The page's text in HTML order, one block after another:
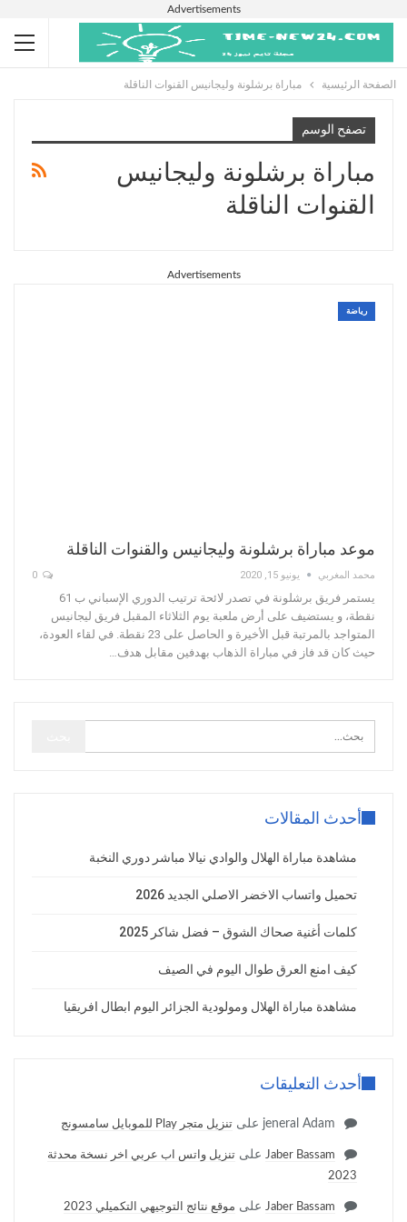
Advertisements
الصفحة الرئيسية مباراة برشلونة وليجانيس القنوات الناقلة
تصفح الوسم
مباراة برشلونة وليجانيس
القنوات الناقلة
Advertisements
رياضة
موعد مباراة برشلونة وليجانيس والقنوات الناقلة
محمد المغربي يونيو 15, 2020
يستمر فريق برشلونة في تصدر لائحة ترتيب الدوري الإسباني ب 61
نقطة، و يستضيف على أرض ملعبة يوم الثلاثاء المقبل فريق ليجانيس
المتواجد بالمرتبة قبل الأخيرة و الحاصل على 23 نقطة. في لقاء العودة،
حيث كان قد فاز في مباراة الذهاب بهدفين مقابل هدف…
أحدث المقالات
مشاهدة مباراة الهلال والوادي نيالا مباشر دوري النخبة
تحميل واتساب الاخضر الاصلي الجديد 2026
كلمات أغنية صحاك الشوق – فضل شاكر 2025
كيف امنع العرق طوال اليوم في الصيف
مشاهدة مباراة الهلال ومولودية الجزائر اليوم ابطال افريقيا
أحدث التعليقات
jeneral Adam على تنزيل متجر Play للموبايل سامسونج
Jaber Bassam على تنزيل واتس اب عربي اخر نسخة محدثة
2023
Jaber Bassam على
موقع نتائج التوجيهي التكميلي 2023